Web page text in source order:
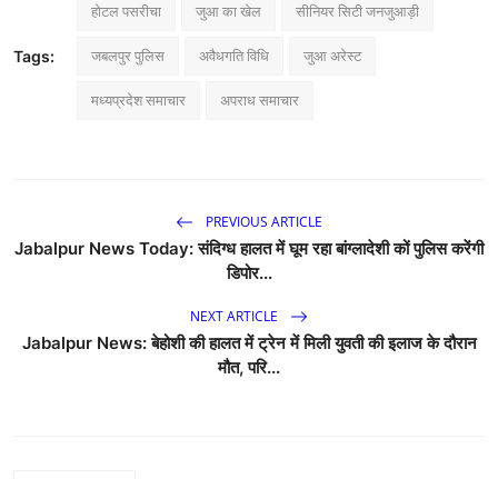
Tags:
होटल पसरीचा जुआ का खेल सीनियर सिटी जनजुआड़ी
जबलपुर पुलिस अवैधगति विधि जुआ अरेस्ट
मध्यप्रदेश समाचार अपराध समाचार
PREVIOUS ARTICLE
Jabalpur News Today: संदिग्ध हालत में घूम रहा बांग्लादेशी कों पुलिस करेंगी
डिपोर...
NEXT ARTICLE
Jabalpur News: बेहोशी की हालत में ट्रेन में मिली युवती की इलाज के दौरान
मौत, परि...